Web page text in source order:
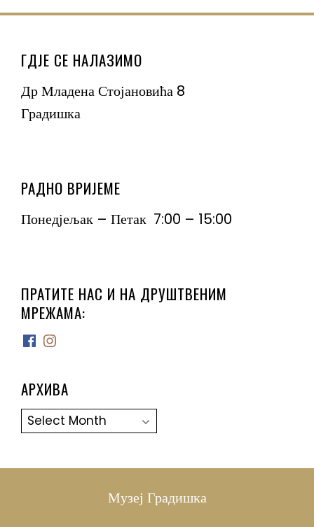
ГДЈЕ СЕ НАЛАЗИМО
Др Младена Стојановића 8
Градишка
РАДНО ВРИЈЕМЕ
Понедјељак – Петак 7:00 – 15:00
ПРАТИТЕ НАС И НА ДРУШТВЕНИМ
МРЕЖАМА:
Facebook
Instagram
АРХИВА
Архива
Музеј Градишка